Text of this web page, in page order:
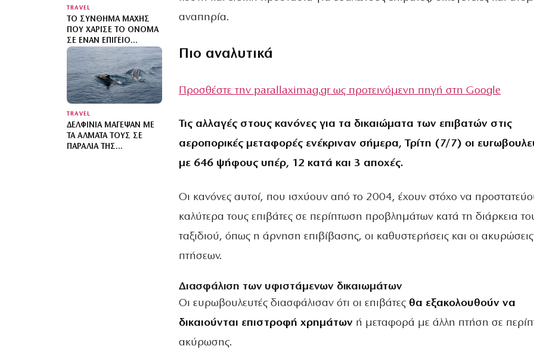
TRAVEL
ΤΟ ΣΎΝΘΗΜΑ ΜΆΧΗΣ
ΠΟΥ ΧΆΡΙΣΕ ΤΟ ΌΝΟΜΑ
ΣΕ ΈΝΑΝ ΕΠΊΓΕΙΟ
ΠΑΡΆΔΕΙΣΟ ΤΗΣ
ΧΑΛΚΙΔΙΚΉΣ
TRAVEL
ΔΕΛΦΊΝΙΑ ΜΆΓΕΨΑΝ ΜΕ
ΤΑ ΆΛΜΑΤΆ ΤΟΥΣ ΣΕ
ΠΑΡΑΛΊΑ ΤΗΣ
αναπηρία.
Πιο αναλυτικά
Προσθέστε την parallaximag.gr ως προτεινόμενη πηγή στη Google
Τις αλλαγές στους κανόνες για τα δικαιώματα των επιβατών στις
αεροπορικές μεταφορές ενέκριναν σήμερα, Τρίτη (7/7) οι
με 646 ψήφους υπέρ, 12 κατά και 3 αποχές.
Οι κανόνες αυτοί, που ισχύουν από το 2004, έχουν στόχο να
καλύτερα τους επιβάτες σε περίπτωση προβλημάτων κατά τη διάρκεια
ταξιδιού, όπως η άρνηση επιβίβασης, οι καθυστερήσεις και οι ακυρώσεις
πτήσεων.
Διασφάλιση των υφιστάμενων δικαιωμάτων
Οι ευρωβουλευτές διασφάλισαν ότι οι επιβάτεςθα εξακολουθούν να
δικαιούνται επιστροφή χρημάτων ή μεταφορά με άλλη πτήση σε
ακύρωσης.